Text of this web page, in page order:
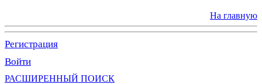
На главную
Регистрация
Войти
РАСШИРЕННЫЙ ПОИСК